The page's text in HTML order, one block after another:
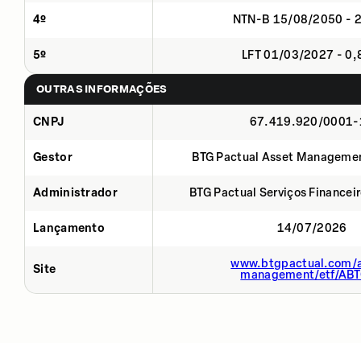
4º NTN-B 15/08/2050 -
5º LFT 01/03/2027 -
OUTRAS INFORMAÇÕES
CNPJ 67.419.920/0001-
Gestor BTG Pactual Asset
Administrador BTG Pactual Serviços
Lançamento 14/07/2026
Site
www.btgpactual.com/
management/etf/